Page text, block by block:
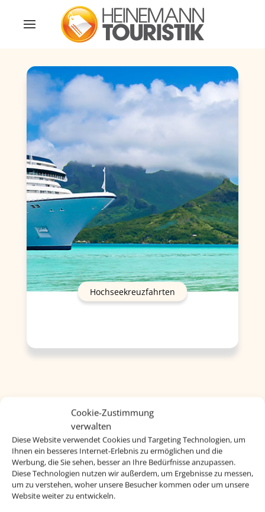
Cookie-Zustimmung
verwalten
Diese Website verwendet Cookies und Targeting Technologien, um
Ihnen ein besseres Internet-Erlebnis zu ermöglichen und die
Werbung, die Sie sehen, besser an Ihre Bedürfnisse anzupassen.
Diese Technologien nutzen wir außerdem, um Ergebnisse zu messen,
um zu verstehen, woher unsere Besucher kommen oder um unsere
Website weiter zu entwickeln.
Hochseekreuzfahrten